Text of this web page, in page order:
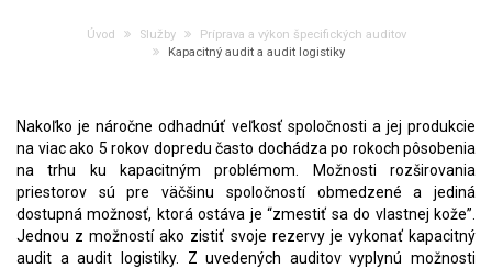
Úvod Služby
Príprava a výkon špecifických auditov
Kapacitný audit a audit logistiky
Nakoľko je náročne odhadnúť veľkosť spoločnosti a jej produkcie
na viac ako 5 rokov dopredu často dochádza po rokoch pôsobenia
na trhu ku kapacitným problémom. Možnosti rozširovania
priestorov sú pre väčšinu spoločností obmedzené a jediná
dostupná možnosť, ktorá ostáva je “zmestiť sa do vlastnej kože”.
Jednou z možností ako zistiť svoje rezervy je vykonať kapacitný
audit a audit logistiky. Z uvedených auditov vyplynú možnosti